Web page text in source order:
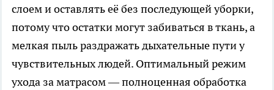
слоем и оставлять её без последующей уборки,
потому что остатки могут забиваться в ткань, а
мелкая пыль раздражать дыхательные пути у
чувствительных людей. Оптимальный режим
ухода за матрасом — полноценная обработка